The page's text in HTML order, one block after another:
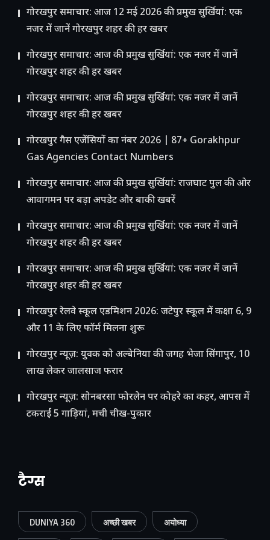
गोरखपुर समाचार: आज 12 मई 2026 की प्रमुख सुर्खियां: एक
नजर में जानें गोरखपुर शहर की हर खबर
गोरखपुर समाचार: आज की प्रमुख सुर्खियां: एक नजर में जानें
गोरखपुर शहर की हर खबर
गोरखपुर समाचार: आज की प्रमुख सुर्खियां: एक नजर में जानें
गोरखपुर शहर की हर खबर
गोरखपुर गैस एजेंसियों का नंबर 2026 | 87+ Gorakhpur
Gas Agencies Contact Numbers
गोरखपुर समाचार: आज की प्रमुख सुर्खियां: राजघाट पुल की ओर
आवागमन पर बड़ा अपडेट और बाकी खबरें
गोरखपुर समाचार: आज की प्रमुख सुर्खियां: एक नजर में जानें
गोरखपुर शहर की हर खबर
गोरखपुर समाचार: आज की प्रमुख सुर्खियां: एक नजर में जानें
गोरखपुर शहर की हर खबर
गोरखपुर रेलवे स्कूल एडमिशन 2026: जटेपुर स्कूल में कक्षा 6, 9
और 11 के लिए फॉर्म मिलना शुरू
गोरखपुर न्यूज़: युवक को अल्बेनिया की जगह भेजा सिंगापुर, 10
लाख लेकर जालसाज फरार
गोरखपुर न्यूज़: सोनबरसा फोरलेन पर कोहरे का कहर, आपस में
टकराईं 5 गाड़ियां, मची चीख-पुकार
टैग्स
DUNIYA 360 अच्छी खबर अयोध्या